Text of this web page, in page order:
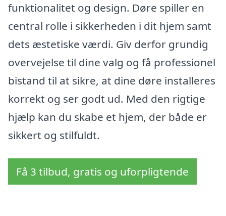
funktionalitet og design. Døre spiller en
central rolle i sikkerheden i dit hjem samt
dets æstetiske værdi. Giv derfor grundig
overvejelse til dine valg og få professionel
bistand til at sikre, at dine døre installeres
korrekt og ser godt ud. Med den rigtige
hjælp kan du skabe et hjem, der både er
sikkert og stilfuldt.
Få 3 tilbud, gratis og uforpligtende